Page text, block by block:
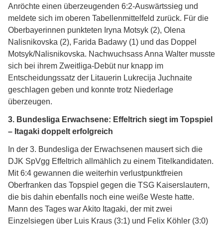
Anröchte einen überzeugenden 6:2-Auswärtssieg und
meldete sich im oberen Tabellenmittelfeld zurück. Für die
Oberbayerinnen punkteten Iryna Motsyk (2), Olena
Nalisnikovska (2), Farida Badawy (1) und das Doppel
Motsyk/Nalisnikovska. Nachwuchsass Anna Walter musste
sich bei ihrem Zweitliga-Debüt nur knapp im
Entscheidungssatz der Litauerin Lukrecija Juchnaite
geschlagen geben und konnte trotz Niederlage
überzeugen.
3. Bundesliga Erwachsene: Effeltrich siegt im Topspiel
– Itagaki doppelt erfolgreich
In der 3. Bundesliga der Erwachsenen mausert sich die
DJK SpVgg Effeltrich allmählich zu einem Titelkandidaten.
Mit 6:4 gewannen die weiterhin verlustpunktfreien
Oberfranken das Topspiel gegen die TSG Kaiserslautern,
die bis dahin ebenfalls noch eine weiße Weste hatte.
Mann des Tages war Akito Itagaki, der mit zwei
Einzelsiegen über Luis Kraus (3:1) und Felix Köhler (3:0)